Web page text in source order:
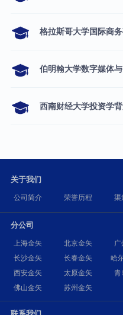
格拉斯哥大学国际商
伯明翰大学数字媒体
西南财经大学投资学
关于我们
公司简介 荣誉历程 渠
分公司
上海金矢 北京金矢 广
长沙金矢
长春金矢 哈
西安金矢
太原金矢 青
佛山金矢
苏州金矢